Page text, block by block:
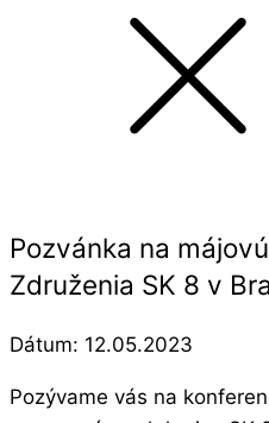
Pozvánka na
Združenia SK 8 v
Dátum: 12.05.2023
Pozývame vás na